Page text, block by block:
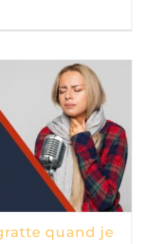
quand je